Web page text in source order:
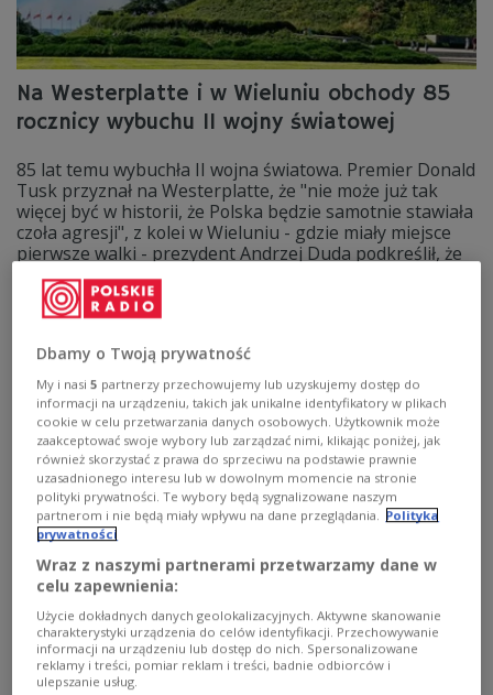
Na Westerplatte i w Wieluniu obchody 85
rocznicy wybuchu II wojny światowej
85 lat temu wybuchła II wojna światowa. Premier Donald
Tusk przyznał na Westerplatte, że "nie może już tak
więcej być w historii, że Polska będzie samotnie stawiała
czoła agresji", z kolei w Wieluniu - gdzie miały miejsce
pierwsze walki - prezydent Andrzej Duda podkreślił, że
"nie wolno ustępować imperializmowi".
Zobacz więcej na temat:
historia Polski
Wieluń - polska Guernica. Okrutne
zbrodnie wojenne na mieszkańcach miasta
II wojna światowa rozpoczęła się w piątek 1 września o
Dbamy o Twoją prywatność
My i nasi5 partnerzy przechowujemy lub uzyskujemy dostęp do
informacji na urządzeniu, takich jak unikalne identyfikatory w plikach
cookie w celu przetwarzania danych osobowych. Użytkownik może
zaakceptować swoje wybory lub zarządzać nimi, klikając poniżej, jak
również skorzystać z prawa do sprzeciwu na podstawie prawnie
uzasadnionego interesu lub w dowolnym momencie na stronie
polityki prywatności. Te wybory będą sygnalizowane naszym
partnerom i nie będą miały wpływu na dane przeglądania. Polityka
prywatności
Wraz z naszymi partnerami przetwarzamy dane w
celu zapewnienia:
Użycie dokładnych danych geolokalizacyjnych. Aktywne skanowanie
charakterystyki urządzenia do celów identyfikacji. Przechowywanie
informacji na urządzeniu lub dostęp do nich. Spersonalizowane
reklamy i treści, pomiar reklam i treści, badnie odbiorców i
ulepszanie usług.